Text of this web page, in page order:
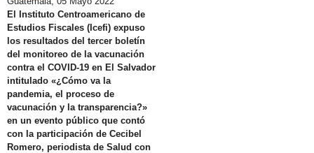
El Instituto Centroamericano de
Estudios Fiscales (Icefi) expuso
los resultados del tercer boletín
del monitoreo de la vacunación
contra el COVID-19 en El Salvador
intitulado «¿Cómo va la
pandemia, el proceso de
vacunación y la transparencia?»
en un evento público que contó
con la participación de Cecibel
Romero, periodista de Salud con